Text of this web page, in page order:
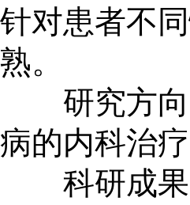
针对患者不
熟。
研究方向
病的内科治疗
科研成果